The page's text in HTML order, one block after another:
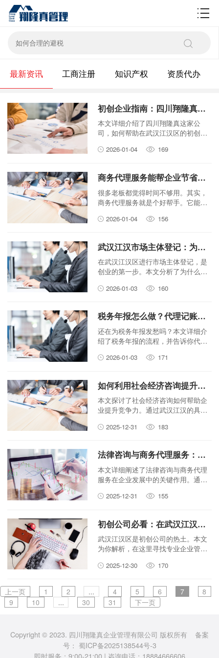
财税百科
最新资讯 工商注册 知识产权 资质代办
初创企业指南：四川翔隆真如何助力武汉江汉市场主体登记注册？
本文详细介绍了四川翔隆真这家公
司，如何帮助在武汉江汉区的初创企
了注册流程、所需材料以及选择专业
的指引。
2026-01-04 169
商务代理服务能帮企业节省多少时间成本？
很多老板都觉得时间不够用。其实，
商务代理服务就是个好帮手。它能帮
来聊聊，它到底能给你省下多少宝贵
2026-01-04 156
武汉江汉市场主体登记：为什么选择代理服务更高效？
在武汉江汉区进行市场主体登记，是
创业的第一步。本文分析了为什么选
效、更省心，帮助创业者少走弯路。
2026-01-03 160
税务年报怎么做？代理记账公司帮你规避罚款风险
还在为税务年报发愁吗？本文详细介
绍了税务年报的流程，并告诉你代理
险，让你轻松应对企业合规问题。
2026-01-03 171
如何利用社会经济咨询提升企业竞争力？武汉江汉案例分享
本文探讨了社会经济咨询如何帮助企
业提升竞争力。通过武汉江汉的具体
分析和战略规划，助力企业找到新的
业管理者阅读。
2025-12-31 183
法律咨询与商务代理服务：企业如何规避风险并快速落地项目
本文详细阐述了法律咨询与商务代理
服务在企业发展中的关键作用。通过
心需求，为企业管理者提供了实用的
2025-12-31 155
初创公司必看：在武汉江汉寻找专业企业管理咨询的5大理由
武汉江汉区是初创公司的热土。本文
为你解析，在这里寻找专业企业管理
划，帮你避开创业深坑，让公司起步
2025-12-30 170
上一页 1 2 ... 4 5 6 7
8
9
10 ... 30 31 下一页
Copyright © 2023. 四川翔隆真企业管理有限公司 版权所有 备案
号： 蜀ICP备2025138544号-3
即时服务：9:00-21:00 | 咨询电话：18884666606